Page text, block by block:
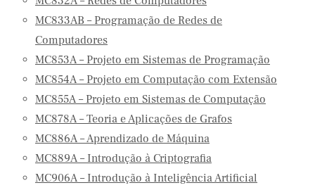
MC833AB – Programação de Redes de
Computadores
MC853A – Projeto em Sistemas de Programação
MC854A – Projeto em Computação com Extensão
MC855A – Projeto em Sistemas de Computação
MC878A – Teoria e Aplicações de Grafos
MC886A – Aprendizado de Máquina
MC889A – Introdução à Criptografia
MC906A – Introdução à Inteligência Artificial